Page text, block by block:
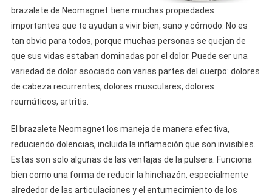
brazalete de Neomagnet tiene muchas propiedades
importantes que te ayudan a vivir bien, sano y cómodo. No es
tan obvio para todos, porque muchas personas se quejan de
que sus vidas estaban dominadas por el dolor. Puede ser una
variedad de dolor asociado con varias partes del cuerpo: dolores
de cabeza recurrentes, dolores musculares, dolores
reumáticos, artritis.
El brazalete Neomagnet los maneja de manera efectiva,
reduciendo dolencias, incluida la inflamación que son invisibles.
Estas son solo algunas de las ventajas de la pulsera. Funciona
bien como una forma de reducir la hinchazón, especialmente
alrededor de las articulaciones y el entumecimiento de los